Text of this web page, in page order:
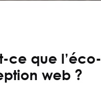
ce que l’éco-
web ?